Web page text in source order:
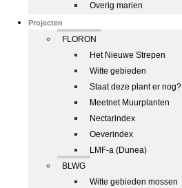
Overig marien
Projecten
FLORON
Het Nieuwe Strepen
Witte gebieden
Staat deze plant er nog?
Meetnet Muurplanten
Nectarindex
Oeverindex
LMF-a (Dunea)
BLWG
Witte gebieden mossen